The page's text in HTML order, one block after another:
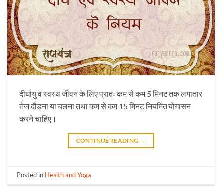
दीर्घायु व स्वस्थ जीवन के लिए प्रातः कम से कम 5 मिनट तक लगातार
तेज दौड़ना या चलना तथा कम से कम 15 मिनट नियमित योगासन
करने चाहिए।
CONTINUE READING →
Posted in Health and Yoga